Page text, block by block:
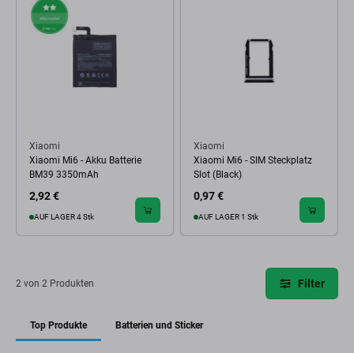
Xiaomi
Xiaomi Mi6 - Akku Batterie
BM39 3350mAh
2,92 €
AUF LAGER 4 Stk
Xiaomi
Xiaomi Mi6 - SIM Steckplatz
Slot (Black)
0,97 €
AUF LAGER 1 Stk
2 von 2 Produkten Filter
Top Produkte Batterien und Sticker